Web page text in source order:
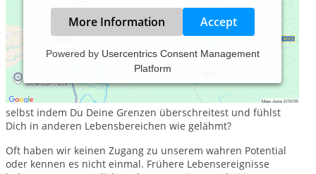
More Information Accept
Powered by Usercentrics Consent Management
Platform
Befindest Du Dich immer wieder in ähnlichen
Situationen, obwohl Du diese mit Deinem Verstand so nicht
wählen würdest? Überforderst Du Dich auf der einen Seite
selbst indem Du Deine Grenzen überschreitest und fühlst
Dich in anderen Lebensbereichen wie gelähmt?
Oft haben wir keinen Zugang zu unserem wahren Potential
oder kennen es nicht einmal. Frühere Lebensereignisse